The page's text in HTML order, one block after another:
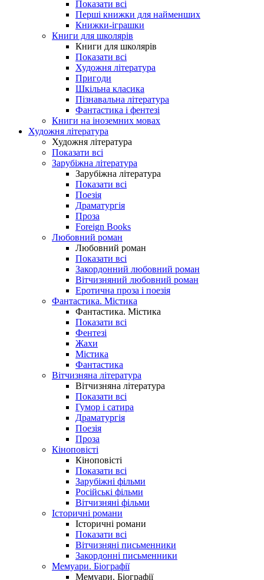
Показати всі
Перші книжки для найменших
Книжки-іграшки
Книги для школярів
Книги для школярів
Показати всі
Художня література
Пригоди
Шкільна класика
Пізнавальна література
Фантастика і фентезі
Книги на іноземних мовах
Художня література
Художня література
Показати всі
Зарубіжна література
Зарубіжна література
Показати всі
Поезія
Драматургія
Проза
Foreign Books
Любовний роман
Любовний роман
Показати всі
Закордонний любовний роман
Вітчизняний любовний роман
Еротична проза і поезія
Фантастика. Містика
Фантастика. Містика
Показати всі
Фентезі
Жахи
Містика
Фантастика
Вітчизняна література
Вітчизняна література
Показати всі
Гумор і сатира
Драматургія
Поезія
Проза
Кіноповісті
Кіноповісті
Показати всі
Зарубіжні фільми
Російські фільми
Вітчизняні фільми
Історичні романи
Історичні романи
Показати всі
Вітчизняні письменники
Закордонні письменники
Мемуари. Біографії
Мемуари. Біографії